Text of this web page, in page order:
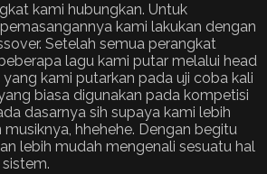
kami hubungkan. Untuk
kami lakukan dengan
Setelah semua perangkat
lagu kami putar melalui head
kami putarkan pada uji coba kali
biasa digunakan pada kompetisi
dasarnya sih supaya kami lebih
hhehehe. Dengan begitu
lebih mudah mengenali sesuatu hal
sistem.